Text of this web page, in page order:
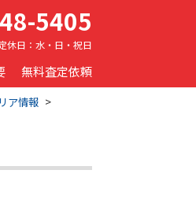
5405
休日： 水・日・祝日
無料査定依頼
ア情報